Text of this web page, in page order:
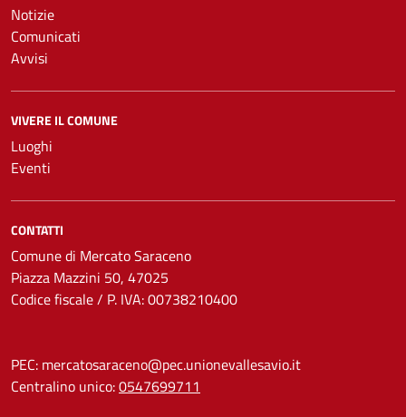
Notizie
Comunicati
Avvisi
VIVERE IL COMUNE
Luoghi
Eventi
CONTATTI
Comune di Mercato Saraceno
Piazza Mazzini 50, 47025
Codice fiscale / P. IVA: 00738210400
PEC: mercatosaraceno@pec.unionevallesavio.it
Centralino unico:0547699711